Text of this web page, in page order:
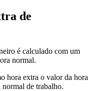
de
é calculado com um
normal.
hora extra o valor da hora
de trabalho.